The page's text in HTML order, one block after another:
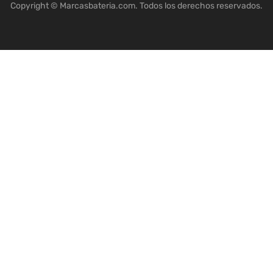
Copyright © Marcasbateria.com. Todos los derechos reservados.